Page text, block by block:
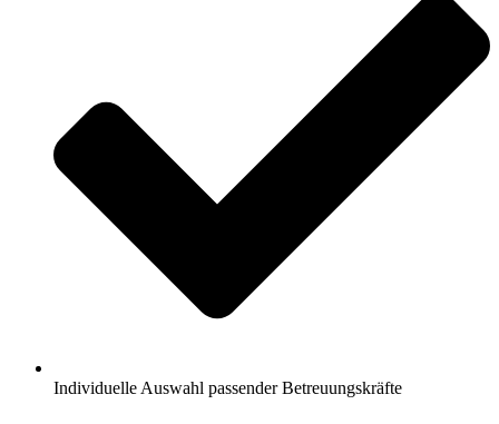
Individuelle Auswahl passender Betreuungskräfte